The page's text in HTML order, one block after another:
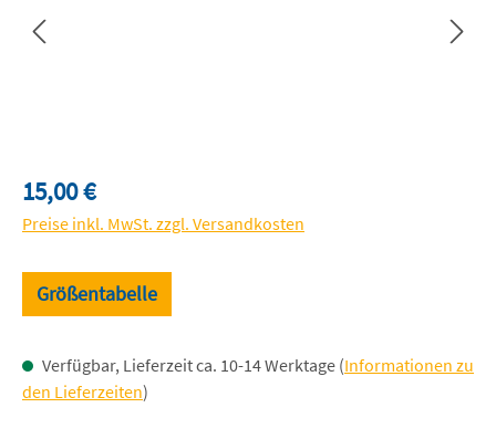
Regulärer Preis:
15,00 €
Preise inkl. MwSt. zzgl. Versandkosten
Größentabelle
Verfügbar, Lieferzeit ca. 10-14 Werktage (Informationen zu
den Lieferzeiten)